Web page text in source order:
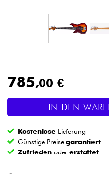
Licht
Blasinstrumente
785,00 €
IN DEN
Kostenlose Lieferung
Günstige Preisegarantiert
Zufrieden odererstattet